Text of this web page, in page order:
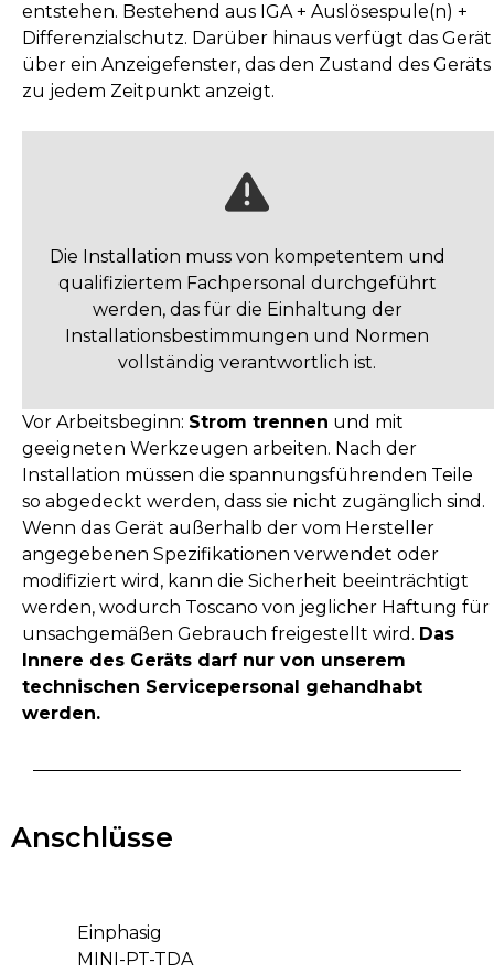
entstehen. Bestehend aus IGA + Auslösespule(n) +
Differenzialschutz. Darüber hinaus verfügt das Gerät
über ein Anzeigefenster, das den Zustand des Geräts
zu jedem Zeitpunkt anzeigt.
Die Installation muss von kompetentem und
qualifiziertem Fachpersonal durchgeführt
werden, das für die Einhaltung der
Installationsbestimmungen und Normen
vollständig verantwortlich ist.
Vor Arbeitsbeginn: Strom trennen und mit
geeigneten Werkzeugen arbeiten. Nach der
Installation müssen die spannungsführenden Teile
so abgedeckt werden, dass sie nicht zugänglich sind.
Wenn das Gerät außerhalb der vom Hersteller
angegebenen Spezifikationen verwendet oder
modifiziert wird, kann die Sicherheit beeinträchtigt
werden, wodurch Toscano von jeglicher Haftung für
unsachgemäßen Gebrauch freigestellt wird. Das
Innere des Geräts darf nur von unserem
technischen Servicepersonal gehandhabt
werden.
Anschlüsse
Einphasig
MINI-PT-TDA